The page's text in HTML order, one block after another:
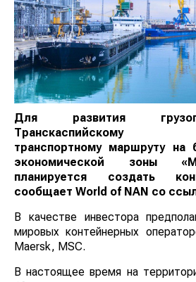
Для развития
Транскаспийскому
транспортному маршруту на
экономической зоны
планируется создать
сообщает World of NAN со
В качестве инвестора
мировых контейнерных
Maersk, MSC.
В настоящее время на